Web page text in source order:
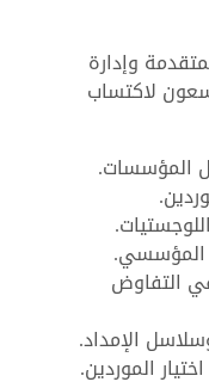
وإدارة
لاكتساب
المؤسسات.
المؤسسي.
التفاوض
الإمداد.
الموردين.